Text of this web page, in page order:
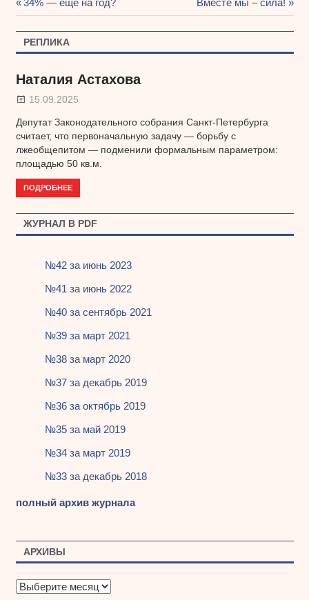
Навигация
по
Предыдущая
запись:
34% — еще на год?
Следующая
запись:
Вместе мы – сила!
РЕПЛИКА
Наталия Астахова
15.09.2025
Депутат Законодательного собрания Санкт-Петербурга
считает, что первоначальную задачу — борьбу с
лжеобщепитом — подменили формальным параметром:
площадью 50 кв.м.
ПОДРОБНЕЕ
ЖУРНАЛ В PDF
№42 за июнь 2023
№41 за июнь 2022
№40 за сентябрь 2021
№39 за март 2021
№38 за март 2020
№37 за декабрь 2019
№36 за октябрь 2019
№35 за май 2019
№34 за март 2019
№33 за декабрь 2018
полный архив журнала
АРХИВЫ
А